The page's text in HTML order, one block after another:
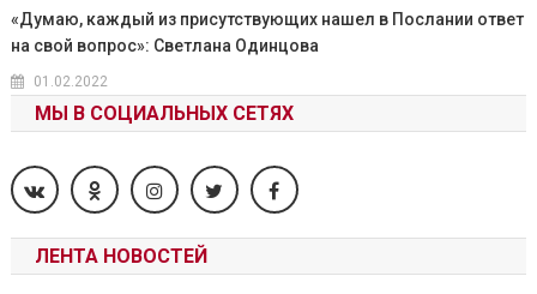
«Думаю, каждый из присутствующих нашел в Послании ответ
на свой вопрос»: Светлана Одинцова
01.02.2022
МЫ В СОЦИАЛЬНЫХ СЕТЯХ
ЛЕНТА НОВОСТЕЙ